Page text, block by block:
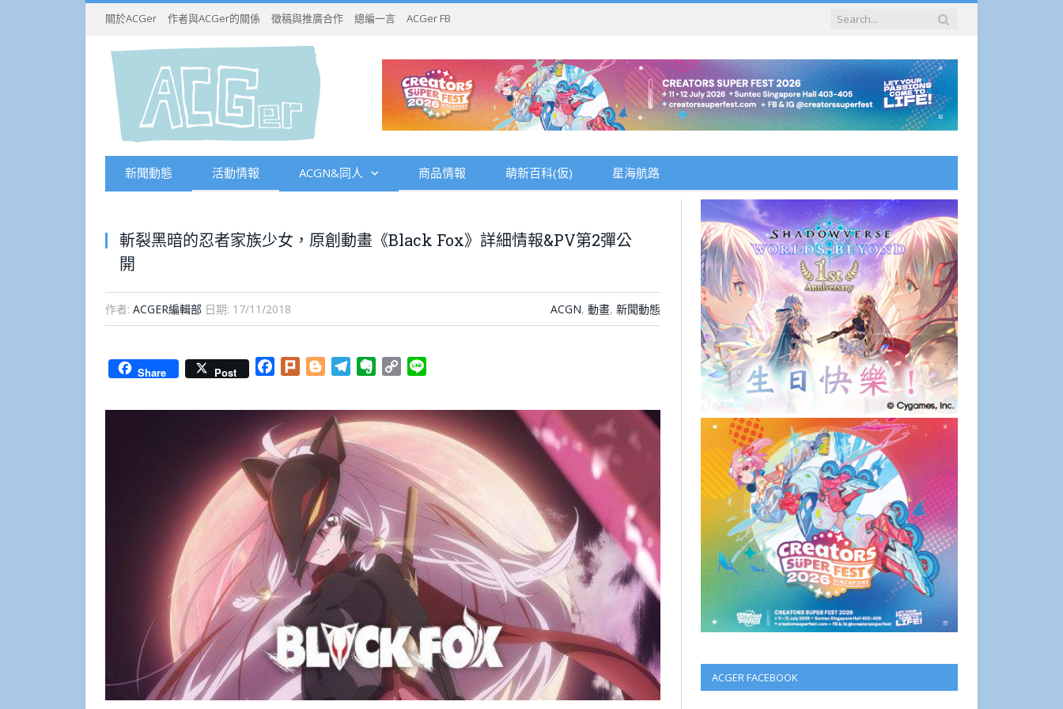
關於ACGer 作者與ACGer的關係 徵稿與推廣合作 總編一言 ACGer FB
新聞動態 活動情報 ACGN&同人 商品情報 萌新百科(仮) 星海航路
斬裂黑暗的忍者家族少女，原創動畫《Black Fox》詳細情報&PV第2彈公
開
作者: ACGER編輯部 日期: 17/11/2018 ACGN, 動畫, 新聞動態
Share Post Facebook
Plurk BloggerTelegramEvernote
Copy
ACGER FACEBOOK